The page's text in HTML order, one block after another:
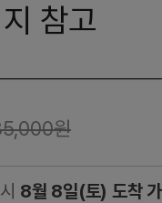
참고
원
8월 8일(토) 도착